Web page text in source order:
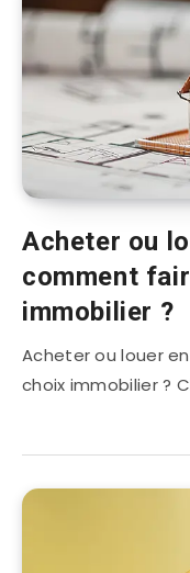
Acheter ou
comment
immobilier ?
Acheter ou louer
choix immobilier ?